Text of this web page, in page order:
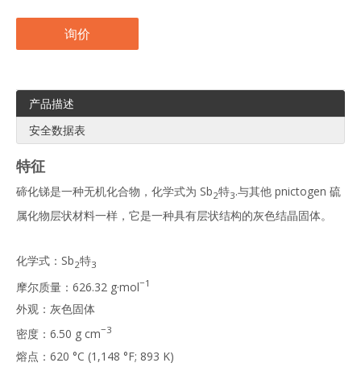
询价
产品描述
安全数据表
特征
碲化锑是一种无机化合物，化学式为 Sb2特3.与其他 pnictogen 硫
属化物层状材料一样，它是一种具有层状结构的灰色结晶固体。
化学式：Sb2特3
摩尔质量：626.32 g·mol−1
外观：灰色固体
密度：6.50 g cm−3
熔点：620 °C (1,148 °F; 893 K)